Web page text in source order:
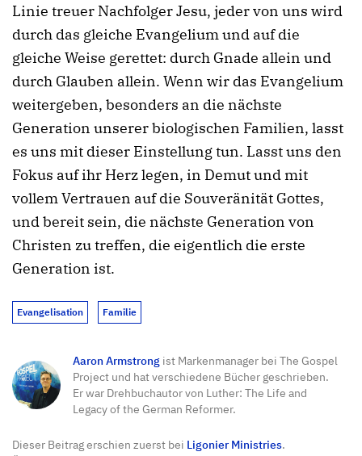
Linie treuer Nachfolger Jesu, jeder von uns wird
durch das gleiche Evangelium und auf die
gleiche Weise gerettet: durch Gnade allein und
durch Glauben allein. Wenn wir das Evangelium
weitergeben, besonders an die nächste
Generation unserer biologischen Familien, lasst
es uns mit dieser Einstellung tun. Lasst uns den
Fokus auf ihr Herz legen, in Demut und mit
vollem Vertrauen auf die Souveränität Gottes,
und bereit sein, die nächste Generation von
Christen zu treffen, die eigentlich die erste
Generation ist.
Evangelisation Familie
Aaron Armstrong ist Markenmanager bei The Gospel
Project und hat verschiedene Bücher geschrieben.
Er war Drehbuchautor von Luther: The Life and
Legacy of the German Reformer.
Dieser Beitrag erschien zuerst bei Ligonier Ministries.